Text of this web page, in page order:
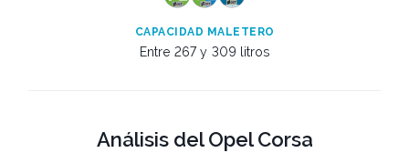
CAPACIDAD MALETERO
Entre 267 y 309 litros
Análisis del Opel Corsa